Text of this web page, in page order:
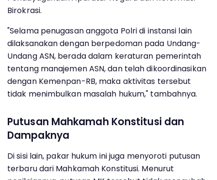
Birokrasi.
"Selama penugasan anggota Polri di instansi lain
dilaksanakan dengan berpedoman pada Undang-
Undang ASN, berada dalam keraturan pemerintah
tentang manajemen ASN, dan telah dikoordinasikan
dengan Kemenpan-RB, maka aktivitas tersebut
tidak menimbulkan masalah hukum," tambahnya.
Putusan Mahkamah Konstitusi dan
Dampaknya
Di sisi lain, pakar hukum ini juga menyoroti putusan
terbaru dari Mahkamah Konstitusi. Menurut